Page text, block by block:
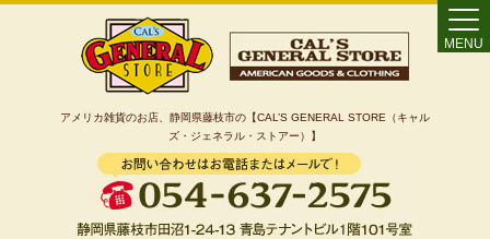
アメリカ雑貨のお店、静岡県藤枝市の【CAL’S GENERAL STORE（キャル
ズ・ジェネラル・ストアー）】
MENU